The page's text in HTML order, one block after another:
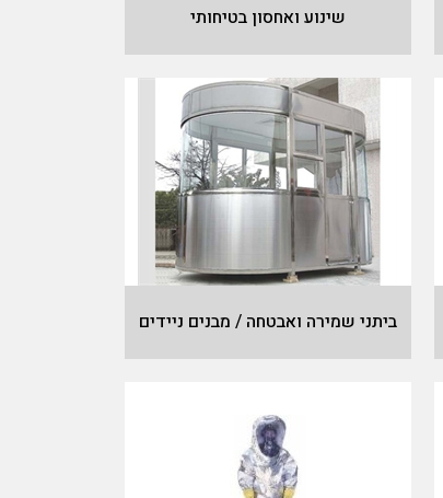
שינוע ואחסון בטיחותי
ביתני שמירה ואבטחה / מבנים ניידים